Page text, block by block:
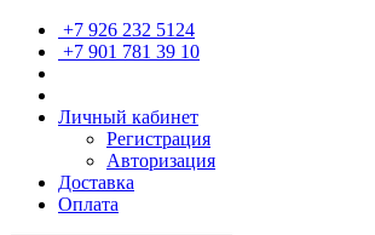
+7 926 232 5124
+7 901 781 39 10
Личный кабинет
Регистрация
Авторизация
Доставка
Оплата